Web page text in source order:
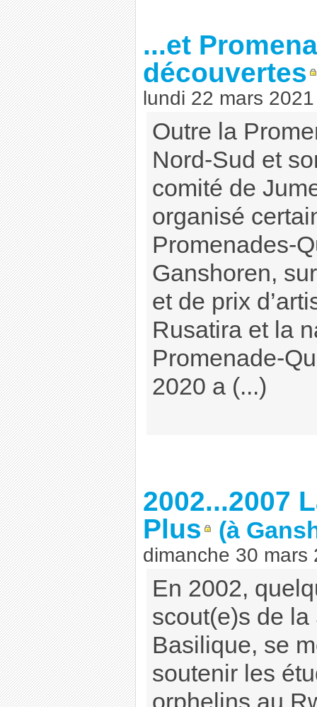
...et
découvertes
lundi 22 mars 2021
Outre la
Nord-Sud et
comité de
organisé
Promenades-
Ganshoren,
et de prix
Rusatira et la
Promenade-
2020 a (...)
2002...2007
Plus
(à
dimanche 30 mars
En 2002,
scout(e)s de
Basilique, se
soutenir les
orphelins au